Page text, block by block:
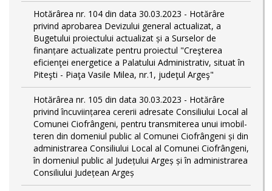
Hotărârea nr. 104 din data 30.03.2023 - Hotărâre
privind aprobarea Devizului general actualizat, a
Bugetului proiectului actualizat și a Surselor de
finanțare actualizate pentru proiectul "Creşterea
eficienţei energetice a Palatului Administrativ, situat în
Piteşti - Piaţa Vasile Milea, nr.1, judeţul Argeş"
Hotărârea nr. 105 din data 30.03.2023 - Hotărâre
privind încuviințarea cererii adresate Consiliului Local al
Comunei Ciofrângeni, pentru transmiterea unui imobil-
teren din domeniul public al Comunei Ciofrângeni și din
administrarea Consiliului Local al Comunei Ciofrângeni,
în domeniul public al Județului Argeș și în administrarea
Consiliului Județean Argeș